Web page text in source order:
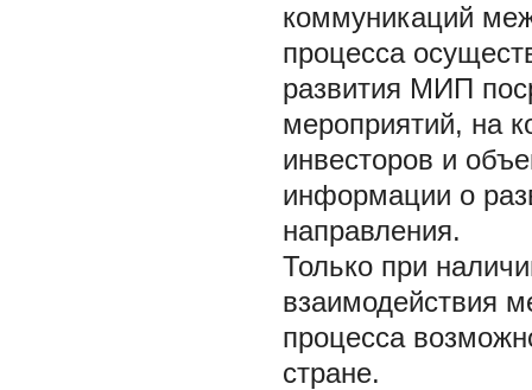
коммуникаций
процесса
развития МИП
мероприятий, на
инвесторов и
информации о
направления.
Только при
взаимодействия
процесса
стране.